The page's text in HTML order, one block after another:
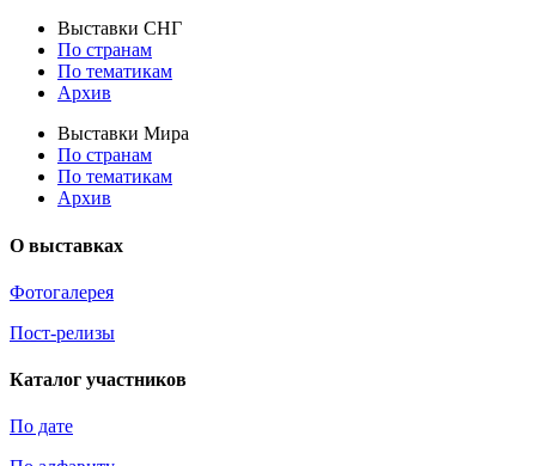
Выставки СНГ
По странам
По тематикам
Архив
Выставки Мира
По странам
По тематикам
Архив
О выставках
Фотогалерея
Пост-релизы
Каталог участников
По дате